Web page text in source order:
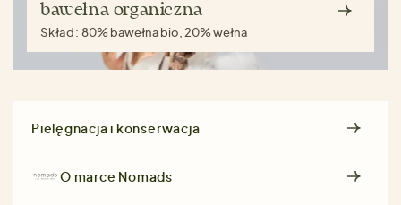
bawełna organiczna
Skład:80% bawełna bio, 20% wełna
Pielęgnacja i konserwacja
O marce Nomads